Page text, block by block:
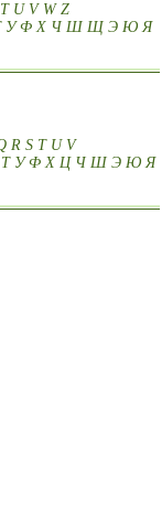
T U V W Z
У Ф Х Ч Ш Щ Э Ю Я
R S T U V
Т У Ф Х Ц Ч Ш Э Ю Я